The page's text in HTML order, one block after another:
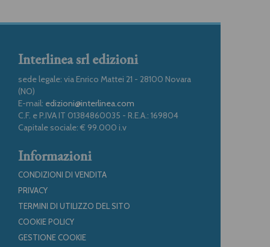
Interlinea srl edizioni
sede legale: via Enrico Mattei 21 - 28100 Novara
(NO)
E-mail: edizioni@interlinea.com
C.F. e P.IVA IT 01384860035 - R.E.A.: 169804
Capitale sociale: € 99.000 i.v
Informazioni
CONDIZIONI DI VENDITA
PRIVACY
TERMINI DI UTILIZZO DEL SITO
COOKIE POLICY
GESTIONE COOKIE